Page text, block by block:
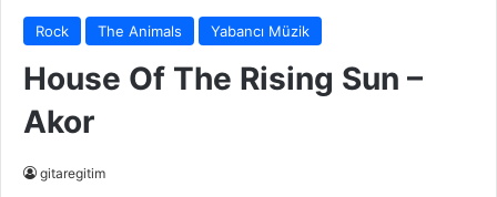
Rock The Animals Yabancı Müzik
House Of The Rising Sun –
Akor
gitaregitim